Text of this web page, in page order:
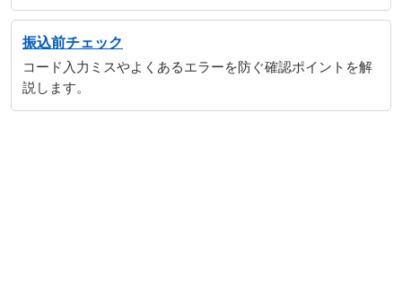
振込前チェック
コード入力ミスやよくあるエラーを防ぐ確認ポイントを解
説します。